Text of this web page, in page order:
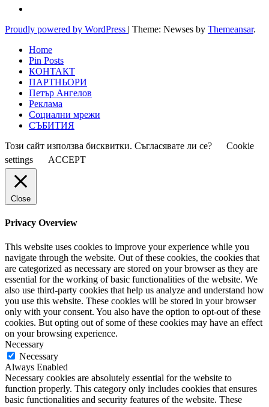
Proudly powered by WordPress | Theme: Newses by Themeansar.
Home
Pin Posts
КОНТАКТ
ПАРТНЬОРИ
Петър Ангелов
Реклама
Социални мрежи
СЪБИТИЯ
Този сайт използва бисквитки. Съгласявате ли се?
Cookie
settings
ACCEPT
Close
Privacy Overview
This website uses cookies to improve your experience while you
navigate through the website. Out of these cookies, the cookies that
are categorized as necessary are stored on your browser as they are
essential for the working of basic functionalities of the website. We
also use third-party cookies that help us analyze and understand how
you use this website. These cookies will be stored in your browser
only with your consent. You also have the option to opt-out of these
cookies. But opting out of some of these cookies may have an effect
on your browsing experience.
Necessary
Necessary
Always Enabled
Necessary cookies are absolutely essential for the website to
function properly. This category only includes cookies that ensures
basic functionalities and security features of the website. These